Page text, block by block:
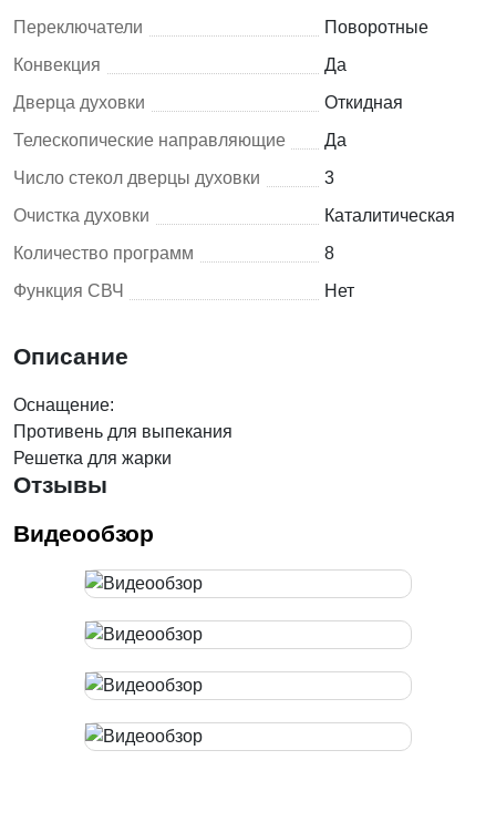
Переключатели
Поворотные
Конвекция
Да
Дверца духовки
Откидная
Телескопические направляющие
Да
Число стекол дверцы духовки
3
Очистка духовки
Каталитическая
Количество программ
8
Функция СВЧ
Нет
Описание
Оснащение:
Противень для выпекания
Решетка для жарки
Отзывы
Видеообзор